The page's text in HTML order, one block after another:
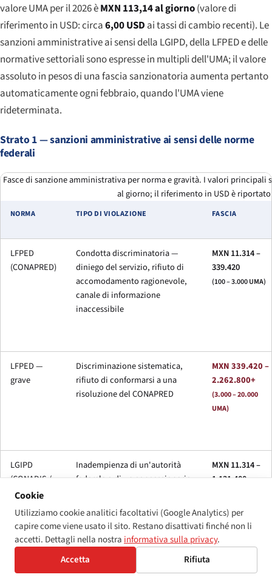
valore UMA per il 2026 èMXN 113,14 al giorno(valore di
riferimento in USD: circa6,00 USD ai tassi di cambio recenti). Le
sanzioni amministrative ai sensi della LGIPD, della LFPED e delle
normative settoriali sono espresse in multipli dell'UMA; il valore
assoluto in pesos di una fascia sanzionatoria aumenta pertanto
automaticamente ogni febbraio, quando l'UMA viene
rideterminata.
Strato 1 — sanzioni amministrative ai sensi delle norme
federali
Fasce di sanzione amministrativa per norma e gravità. I valori principali
al giorno; il riferimento in USD è
NORMA TIPO DI VIOLAZIONE FASCIA
LFPED
(CONAPRED)
Condotta discriminatoria —
diniego del servizio, rifiuto di
accomodamento ragionevole,
canale di informazione
inaccessibile
MXN 11.314 –
339.420
(100 – 3.000 UMA)
LFPED —
grave
Discriminazione sistematica,
rifiuto di conformarsi a una
risoluzione del CONAPRED
MXN 339.420 –
2.262.800+
(3.000 – 20.000
UMA)
LGIPD
(CONADIS /
ministero
settoriale)
Inadempienza di un'autorità
federale o di un concessionario
sensi degli artt. 16, 19, 20, 32
MXN 11.314 –
1.131.400
LFTR (IFT)
Violazione da parte del
concessionario
dell'accessibilità delle
Fino al 5% del
reddito lordo
Cookie
Utilizziamo cookie analitici facoltativi (Google Analytics) per
capire come viene usato il sito. Restano disattivati finché non li
accetti. Dettagli nella nostra informativa sulla privacy.
Accetta
Rifiuta